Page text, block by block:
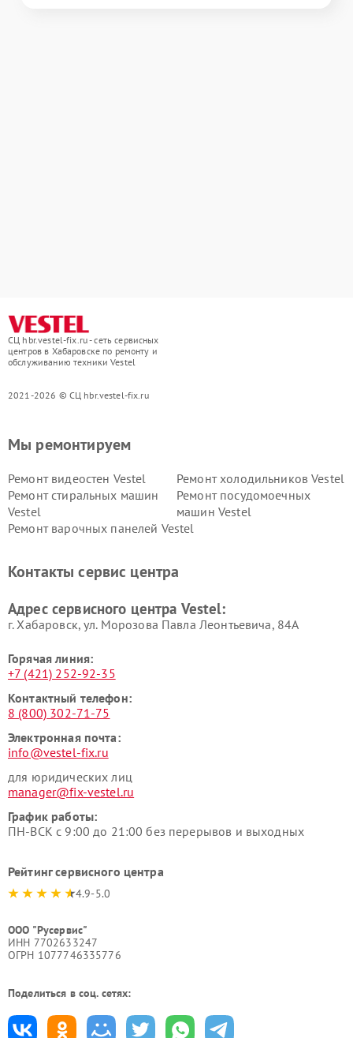
СЦ hbr.vestel-fix.ru - сеть сервисных
центров в Хабаровске по ремонту и
обслуживанию техники Vestel
2021-2026 © СЦ hbr.vestel-fix.ru
Мы ремонтируем
Ремонт видеостен Vestel
Ремонт холодильников Vestel
Ремонт стиральных машин
Vestel
Ремонт посудомоечных
машин Vestel
Ремонт варочных панелей Vestel
Контакты сервис центра
Адрес сервисного центра Vestel:
г. Хабаровск, ул. Морозова Павла Леонтьевича, 84А
Горячая линия:
+7 (421) 252-92-35
Контактный телефон:
8 (800) 302-71-75
Электронная почта:
info@vestel-fix.ru
для юридических лиц
manager@fix-vestel.ru
График работы:
ПН-ВСК с 9:00 до 21:00 без перерывов и выходных
Рейтинг сервисного центра
4.9-5.0
ООО "Русервис"
ИНН 7702633247
ОГРН 1077746335776
Поделиться в соц. сетях: